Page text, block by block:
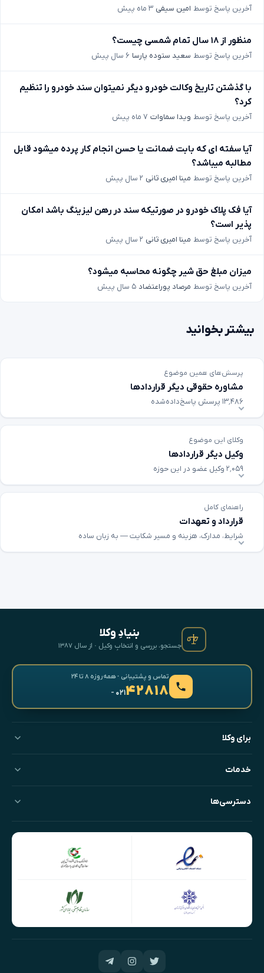
آخرین پاسخ توسط امین سیفی ۳ ماه پیش
منظور از ۱۸ سال تمام شمسی چیست؟
آخرین پاسخ توسط سعید ستوده پارسا ۶ سال پیش
با گذشتن تاریخ وکالت خودرو دیگر نمیتوان سند خودرو را تنظیم
کرد؟
آخرین پاسخ توسط ویدا سماوات ۷ ماه پیش
آیا سفته ای که بابت ضمانت یا حسن انجام کار پرده میشود قابل
مطالبه میباشد؟
آخرین پاسخ توسط مینا امیری ثانی ۲ سال پیش
آیا فک پلاک خودرو در صورتیکه سند در رهن لیزینگ باشد امکان
پذیر است؟
آخرین پاسخ توسط مینا امیری ثانی ۲ سال پیش
میزان مبلغ حق شیر چگونه محاسبه میشود؟
آخرین پاسخ توسط مرصاد پوراعتضاد ۵ سال پیش
بیشتر بخوانید
پرسش‌های همین موضوع
مشاوره حقوقی دیگر قراردادها
۱۳٬۴۸۶ پرسش پاسخ‌داده‌شده
وکلای این موضوع
وکیل دیگر قراردادها
۲٬۰۵۹ وکیل عضو در این حوزه
راهنمای کامل
قرارداد و تعهدات
شرایط، مدارک، هزینه و مسیر شکایت — به زبان ساده
بنیادِ وکلا
جستجو، بررسی و انتخابِ وکیل · از سال ۱۳۸۷
تماس و پشتیبانی · همه‌روزه ۸ تا ۲۴
۴۲۸۱۸- ۰۲۱
برای وکلا
خدمات
دسترسی‌ها